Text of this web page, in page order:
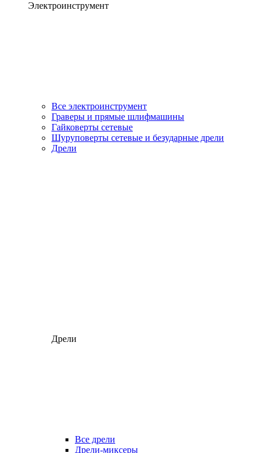
Электроинструмент
Все электроинструмент
Граверы и прямые шлифмашины
Гайковерты сетевые
Шуруповерты сетевые и безударные дрели
Дрели
Дрели
Все дрели
Дрели-миксеры